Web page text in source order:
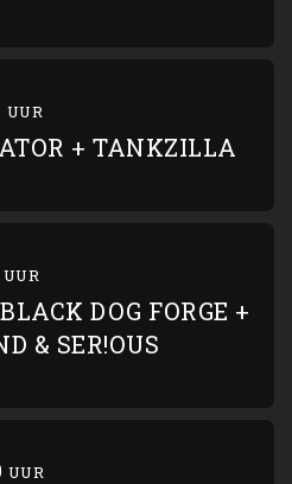
UUR
+ TANKZILLA
UUR
DOG FORGE +
& SER!OUS
UUR